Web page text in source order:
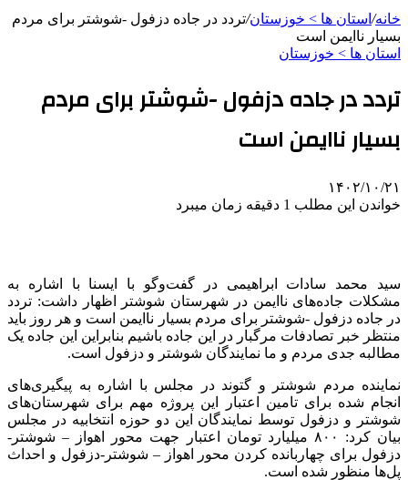
خانه/ استان ها > خوزستان/تردد در جاده دزفول -شوشتر برای مردم
بسیار ناایمن است
استان ها > خوزستان
تردد در جاده دزفول -شوشتر برای مردم
بسیار ناایمن است
۱۴۰۲/۱۰/۲۱
خواندن این مطلب 1 دقیقه زمان میبرد
سید محمد سادات ابراهیمی در گفت‌وگو با ایسنا با اشاره به
مشکلات جاده‌های ناایمن در شهرستان شوشتر اظهار داشت: تردد
در جاده دزفول -شوشتر برای مردم بسیار ناایمن است و هر روز باید
منتظر خبر تصادفات مرگبار در این جاده باشیم بنابراین این جاده یک
مطالبه جدی مردم و ما نمایندگان شوشتر و دزفول است.
نماینده مردم شوشتر و گتوند در مجلس با اشاره به پیگیری‌های
انجام شده برای تامین اعتبار این پروژه مهم برای شهرستان‌های
شوشتر و دزفول توسط نمایندگان این دو حوزه انتخابیه در مجلس
بیان کرد: ۸۰۰ میلیارد تومان اعتبار جهت محور اهواز – شوشتر-
دزفول برای چهاربانده کردن محور اهواز – شوشتر-دزفول و احداث
پل‌ها منظور شده است.